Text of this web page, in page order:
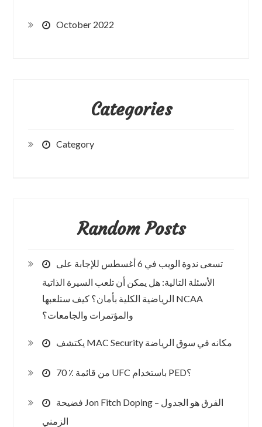
October 2022
Categories
Category
Random Posts
تسعى ندوة الويب في 6 أغسطس للإجابة على
الأسئلة التالية: هل يمكن أن تلعب السيرة الذاتية
الرياضية الكلية بأمان؟ كيف ستلعبها NCAA
والمؤتمرات والجامعات؟
يكتشف MAC Security مكانه في سوق الرياضة
70 ٪ من قائمة UFC باستخدام PED؟
فضيحة Jon Fitch Doping – الفرق هو الجدول
الزمني